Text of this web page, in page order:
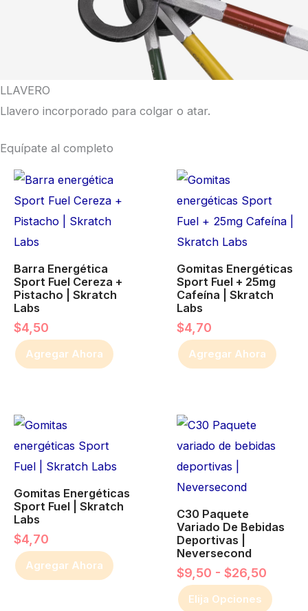
LLAVERO
Llavero incorporado para colgar o atar.
Equípate al completo
Barra Energética
Sport Fuel Cereza +
Pistacho | Skratch
Labs
$4,50
Agregar Ahora
Gomitas Energéticas
Sport Fuel + 25mg
Cafeína | Skratch
Labs
$4,70
Agregar Ahora
Gomitas Energéticas
Sport Fuel | Skratch
Labs
$4,70
Agregar Ahora
C30 Paquete
Variado De Bebidas
Deportivas |
Neversecond
$9,50 - $26,50
desde
Elija Opciones
producto
tiene
múltiples
variantes.
Las
opciones
se
pueden
elegir